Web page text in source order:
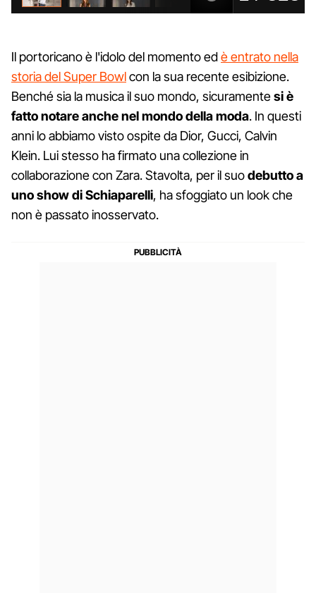
Il portoricano è l'idolo del momento edè entrato nella
storia del Super Bowlcon la sua recente esibizione.
Benché sia la musica il suo mondo, sicuramentesi è
fatto notare anche nel mondo della moda. In questi
anni lo abbiamo visto ospite da Dior, Gucci, Calvin
Klein. Lui stesso ha firmato una collezione in
collaborazione con Zara. Stavolta, per il suodebutto a
uno show di Schiaparelli, ha sfoggiato un look che
non è passato inosservato.